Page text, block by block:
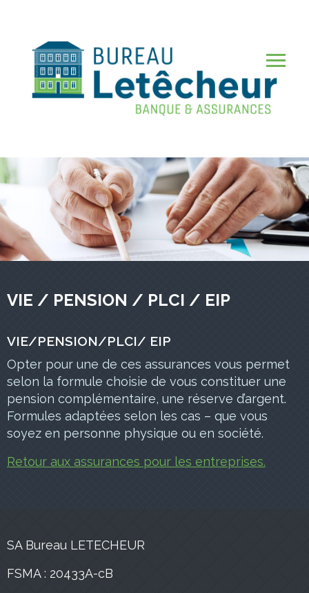
contenu
principal
VIE/PENSION/PLCI/ EIP
Opter pour une de ces assurances vous permet
selon la formule choisie de vous constituer une
pension complémentaire, une réserve d’argent.
Formules adaptées selon les cas – que vous
soyez en personne physique ou en société.
Retour aux assurances pour les entreprises.
VIE / PENSION / PLCI / EIP
SA Bureau LETECHEUR
FSMA : 20433A-cB